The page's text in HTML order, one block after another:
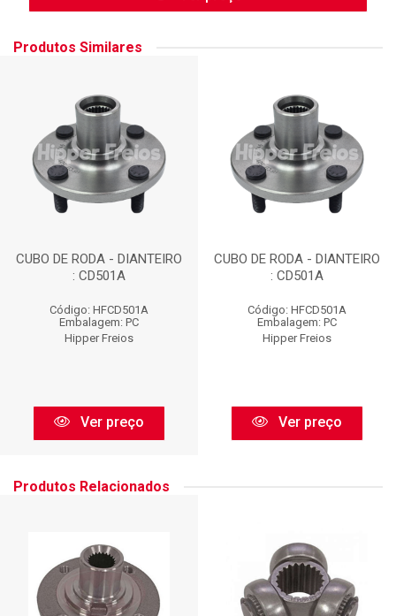
Produtos Similares
CUBO DE RODA - DIANTEIRO
: CD501A
Código: HFCD501A
Embalagem: PC
Hipper Freios
Ver preço
CUBO DE RODA - DIANTEIRO
: CD501A
Código: HFCD501A
Embalagem: PC
Hipper Freios
Ver preço
Produtos Relacionados